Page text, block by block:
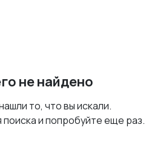
не найдено
то, что вы искали.
и попробуйте еще раз.